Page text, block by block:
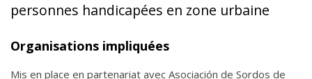
personnes handicapées en zone urbaine
Organisations impliquées
Mis en place en partenariat avec Asociación de Sordos de